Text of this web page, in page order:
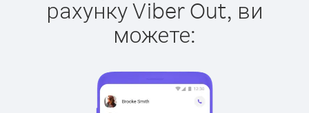
рахунку Viber Out, ви
можете: